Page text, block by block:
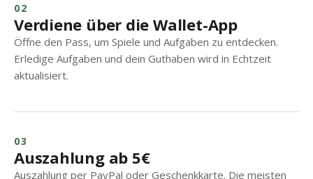
02
Verdiene über die Wallet-App
Öffne den Pass, um Spiele und Aufgaben zu entdecken.
Erledige Aufgaben und dein Guthaben wird in Echtzeit
aktualisiert.
03
Auszahlung ab 5€
Auszahlung per PayPal oder Geschenkkarte. Die meisten